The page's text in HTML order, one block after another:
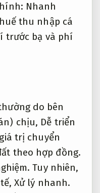
Nhanh
thu nhập cá
trước bạ và phí
do bên
chịu, Dễ triển
trị chuyển
theo hợp đồng.
Tuy nhiên,
tế,Xử lý nhanh.